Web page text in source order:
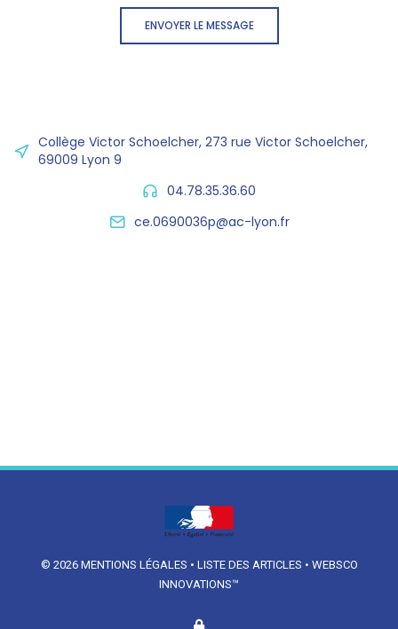
ENVOYER LE MESSAGE
Collège Victor Schoelcher, 273 rue Victor Schoelcher,
69009 Lyon 9
04.78.35.36.60
ce.0690036p@ac-lyon.fr
© 2026 MENTIONS LÉGALES • LISTE DES ARTICLES • WEBSCO
INNOVATIONS™